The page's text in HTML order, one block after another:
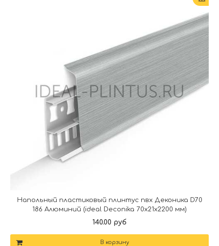
Напольный пластиковый плинтус пвх Деконика D70
186 Алюминий (ideal Deconika 70х21х2200 мм)
140.00 руб
В корзину